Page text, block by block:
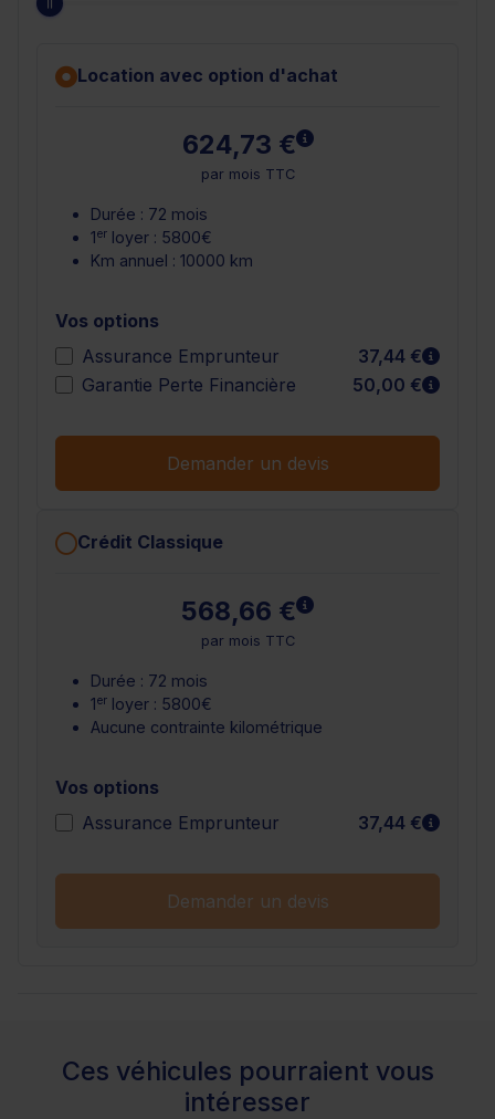
Location avec option d'achat
624,73 € En savoir plus
par mois TTC
Durée : 72 mois
1er loyer : 5800€
Km annuel : 10000 km
Vos options
Assurance Emprunteur
37,44 €
En
Garantie Perte Financière
50,00 € En
Demander un devis
Crédit Classique
568,66 € En savoir plus
par mois TTC
Durée : 72 mois
1er loyer : 5800€
Aucune contrainte kilométrique
Vos options
Assurance Emprunteur
37,44 € En
Demander un devis
Ces véhicules pourraient vous
intéresser